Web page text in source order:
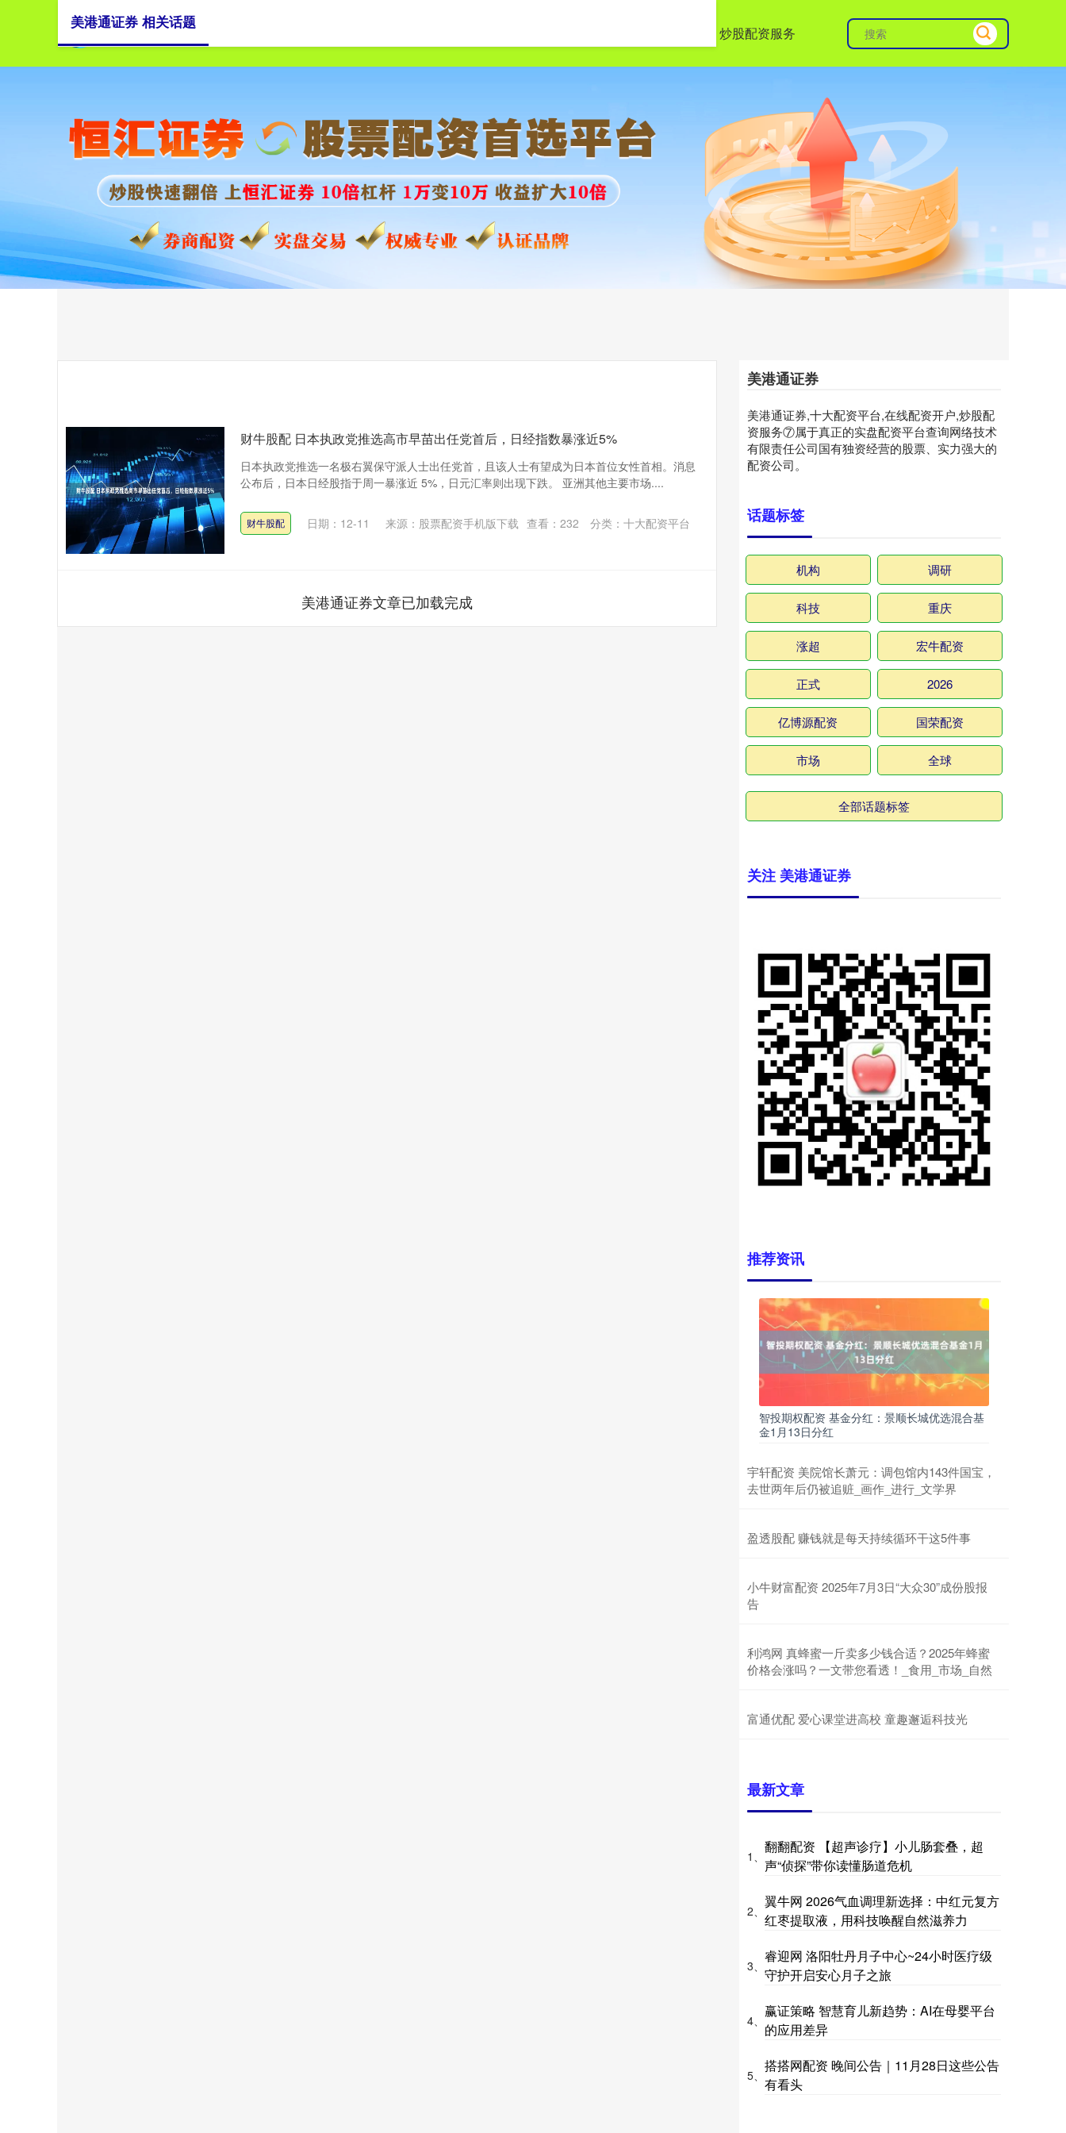
炒股配资服务
美港通证券 相关话题
财牛股配 日本执政党推选高市早苗出任党首后，日经指数暴涨近5%
日本执政党推选一名极右翼保守派人士出任党首，且该人士有望成为日本首位女性首相。消息
公布后，日本日经股指于周一暴涨近 5%，日元汇率则出现下跌。 亚洲其他主要市场....
财牛股配 日期：12-11 来源：股票配资手机版下载 查看： 232 分类： 十大配资平台
美港通证券文章已加载完成
美港通证券
美港通证券,十大配资平台,在线配资开户,炒股配
资服务⑦属于真正的实盘配资平台查询网络技术
有限责任公司国有独资经营的股票、实力强大的
配资公司。
话题标签
机构 调研
科技 重庆
涨超 宏牛配资
正式 2026
亿博源配资 国荣配资
市场 全球
全部话题标签
关注 美港通证券
推荐资讯
智投期权配资 基金分红：景顺长城优选混合基
金1月13日分红
宇轩配资 美院馆长萧元：调包馆内143件国宝，
去世两年后仍被追赃_画作_进行_文学界
盈透股配 赚钱就是每天持续循环干这5件事
小牛财富配资 2025年7月3日“大众30”成份股报
告
利鸿网 真蜂蜜一斤卖多少钱合适？2025年蜂蜜
价格会涨吗？一文带您看透！_食用_市场_自然
富通优配 爱心课堂进高校 童趣邂逅科技光
最新文章
1、
翻翻配资 【超声诊疗】小儿肠套叠，超
声“侦探”带你读懂肠道危机
2、
翼牛网 2026气血调理新选择：中红元复方
红枣提取液，用科技唤醒自然滋养力
3、
睿迎网 洛阳牡丹月子中心~24小时医疗级
守护开启安心月子之旅
4、
赢证策略 智慧育儿新趋势：AI在母婴平台
的应用差异
5、
搭搭网配资 晚间公告｜11月28日这些公告
有看头